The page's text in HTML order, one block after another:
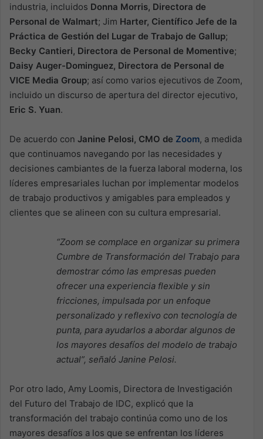
industria, incluidos Donna Morris, Directora de
Personal de Walmart; Jim Harter, Científico Jefe de la
Práctica de Gestión del Lugar de Trabajo de Gallup;
Becky Cantieri, Directora de Personal de Momentive;
Daisy Auger-Dominguez, Directora de Personal de
VICE Media Group; así como varios ejecutivos de Zoom,
incluido un discurso de apertura del director ejecutivo,
Eric S. Yuan.
De acuerdo con Janine Pelosi, CMO de Zoom, a medida
que continuamos navegando por las necesidades y
decisiones cambiantes de la fuerza laboral moderna, los
líderes empresariales luchan por implementar modelos
de trabajo productivos y amigables para empleados y
clientes que se alineen con su cultura empresarial.
“Zoom se complace en organizar su primera
Cumbre de Transformación del Trabajo para
demostrar cómo las empresas pueden
ofrecer una experiencia flexible y sin
fricciones, impulsada por un enfoque
personalizado y reflexivo con tecnología de
punta, para ayudarlos a abordar algunos de
los mayores desafíos del modelo de trabajo
actual”, señaló Janine Pelosi.
Por otro lado, Amy Loomis, Directora de Investigación
del Futuro del Trabajo de IDC, explicó que la
transformación del trabajo continúa como uno de los
mayores desafíos a los que se enfrentan los líderes